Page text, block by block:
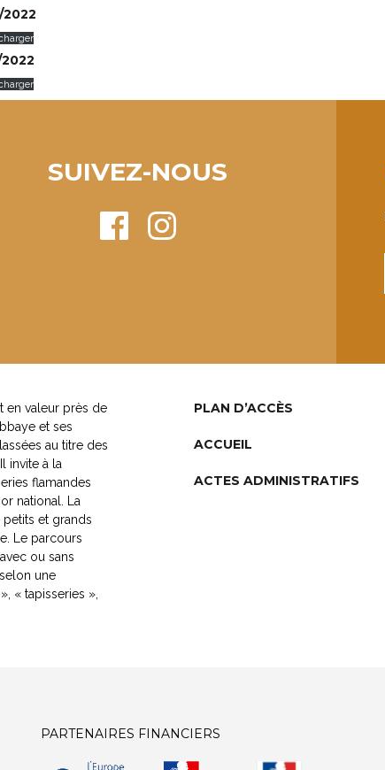
SUIVEZ-NOUS
en valeur près de
et ses
au titre des
invite à la
flamandes
national. La
et grands
Le parcours
ou sans
une
« tapisseries »,
PLAN D’ACCÈS
ACCUEIL
ACTES ADMINISTRATIFS
PARTENAIRES FINANCIERS